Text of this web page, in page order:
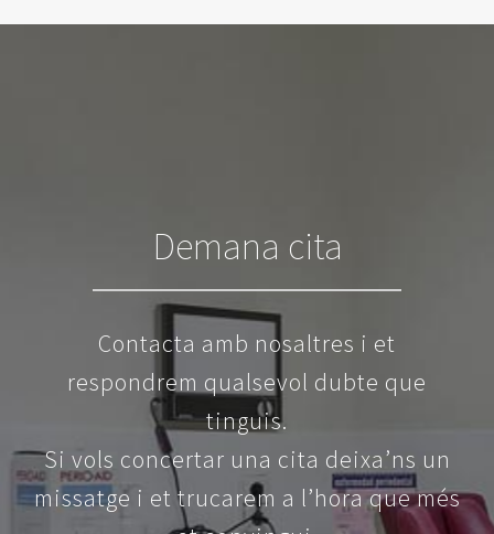
Demana cita
Contacta amb nosaltres i et
respondrem qualsevol dubte que
tinguis.
Si vols concertar una cita deixa’ns un
missatge i et trucarem a l’hora que més